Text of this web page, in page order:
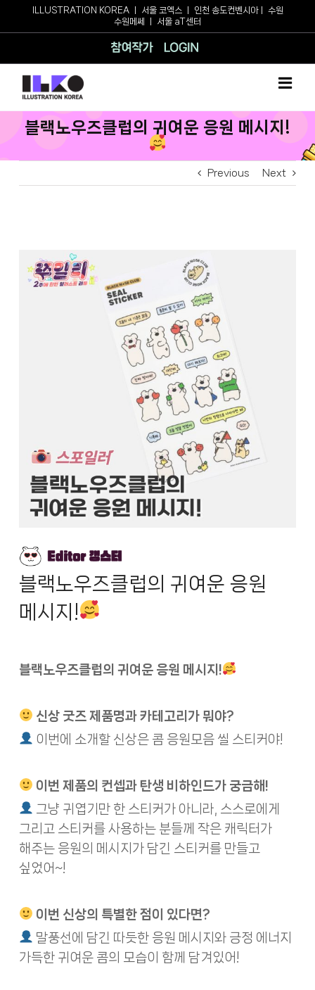
ILLUSTRATION KOREAㅣ 서울 코엑스 인천 송도컨벤시아ㅣ 수원
수원메쎄
서울 aT센터
참여작가
블랙노우즈클럽의 귀여운 응원 메시지!
Previous Next
블랙노우즈클럽의 귀여운 응원
메시지!
블랙노우즈클럽의 귀여운 응원 메시지!
신상 굿즈 제품명과 카테고리가 뭐야?
이번에 소개할 신상은 콤 응원모음 씰 스티커야!
이번 제품의 컨셉과 탄생 비하인드가 궁금해!
그냥 귀엽기만 한 스티커가 아니라, 스스로에게
그리고 스티커를 사용하는 분들께 작은 캐릭터가
해주는 응원의 메시지가 담긴 스티커를 만들고
싶었어~!
이번 신상의 특별한 점이 있다면?
말풍선에 담긴 따듯한 응원 메시지와 긍정 에너지
가득한 귀여운 콤의 모습이 함께 담겨있어!